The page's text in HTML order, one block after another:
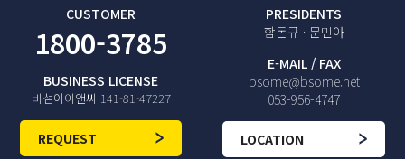
CUSTOMER
1800-3785
BUSINESS LICENSE
비섬아이앤씨 141-81-47227
REQUEST
PRESIDENTS
함돈규 · 문민아
E-MAIL / FAX
bsome@bsome.net
053-956-4747
LOCATION